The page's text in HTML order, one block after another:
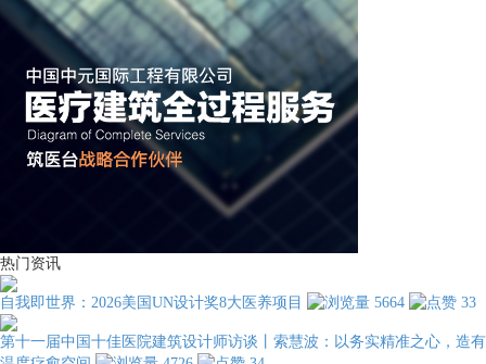
热门资讯
自我即世界：2026美国UN设计奖8大医养项目 5664 33
第十一届中国十佳医院建筑设计师访谈丨索慧波：以务实精准之心，造有